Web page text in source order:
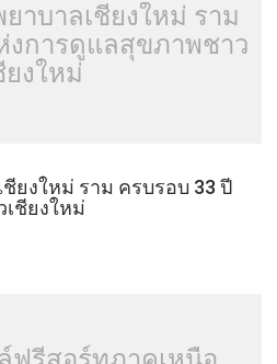
าบาลเชียงใหม่ ราม
งการดูแลสุขภาพชาว
ยงใหม่
ยงใหม่ ราม ครบรอบ 33 ปี
ชียงใหม่